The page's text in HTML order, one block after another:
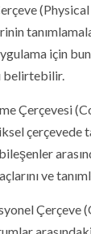
(Physical
için
belirtebilir.
çerçevede
ve
Çerçeve